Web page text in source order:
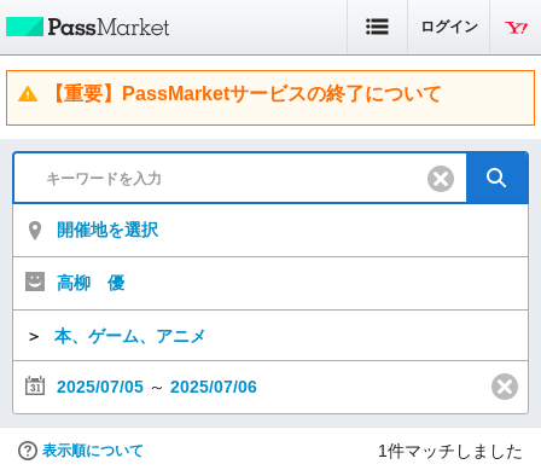
ログイン
【重要】PassMarketサービスの終了について
開催地を選択
高柳 優
＞ 本、ゲーム、アニメ
2025/07/05 ～ 2025/07/06
表示順について 1件マッチしました